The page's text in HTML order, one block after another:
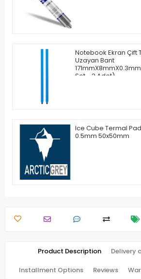
Notebook Ekran Çift
Uzayan Bant
171mmX8mmX0.3mm
Set - 2 Adet)
Ice Cube Termal
0.5mm 50x50mm
Product Description Delivery
Installment Options Reviews